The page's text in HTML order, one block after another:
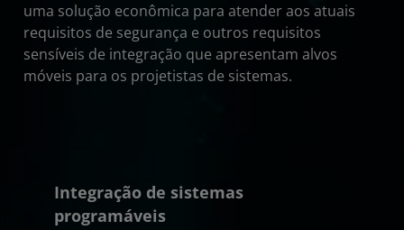
uma solução econômica para atender aos atuais
requisitos de segurança e outros requisitos
sensíveis de integração que apresentam alvos
móveis para os projetistas de sistemas.
Integração de sistemas
programáveis